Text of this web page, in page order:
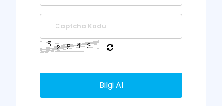
Bilgi Al